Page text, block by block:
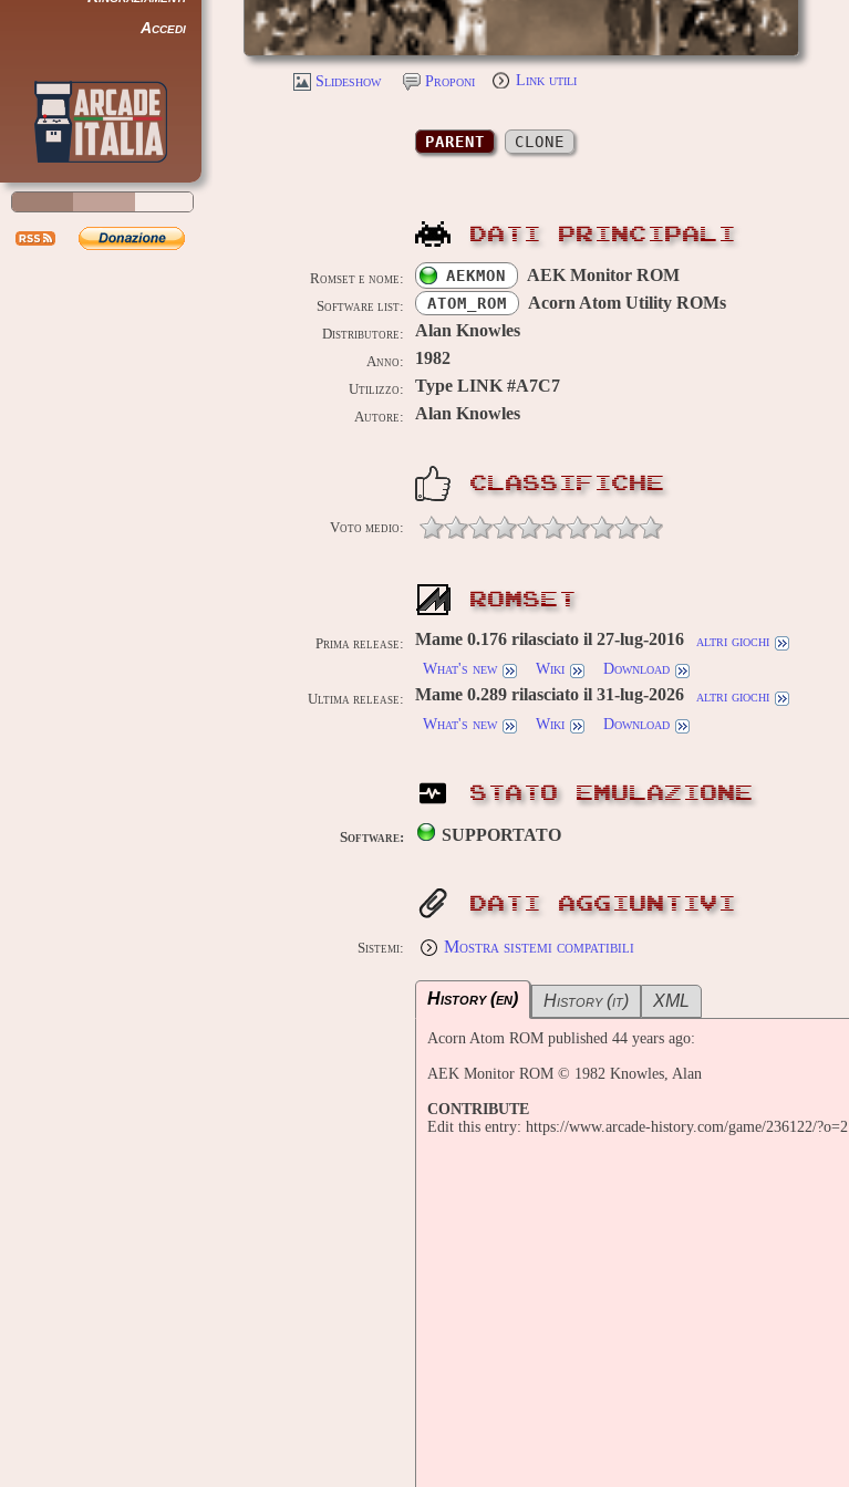
Accedi
Slideshow Proponi Link utili
PARENT CLONE
DATI PRINCIPALI
Romset e nome: AEKMON AEK Monitor ROM
Software list: ATOM_ROM Acorn Atom Utility ROMs
Distributore: Alan Knowles
Anno: 1982
Utilizzo: Type LINK #A7C7
Autore: Alan Knowles
CLASSIFICHE
Voto medio:
ROMSET
Prima release: Mame 0.176 rilasciato il 27-lug-2016
altri giochi
What's new
Wiki Download
Ultima release: Mame 0.289 rilasciato il 31-lug-2026
altri giochi
What's new
Wiki Download
STATO EMULAZIONE
Software: SUPPORTATO
DATI AGGIUNTIVI
Sistemi: Mostra sistemi compatibili
History (en) History (it) XML
Acorn Atom ROM published 44 years ago:
AEK Monitor ROM © 1982 Knowles, Alan
CONTRIBUTE
Edit this entry: https://www.arcade-history.com/game/236122/?o=2